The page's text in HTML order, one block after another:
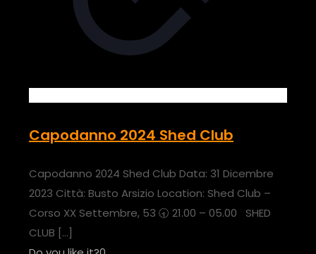
Capodanno 2024 Shed Club
Capodanno 2024 Shed Club Data: 31 Dicembre
2023 Città: Busto Arsizio Location: Shed Club –
Corso XX Settembre, 53 🕣 21.00 – 05.00 SHED
CLUB […]